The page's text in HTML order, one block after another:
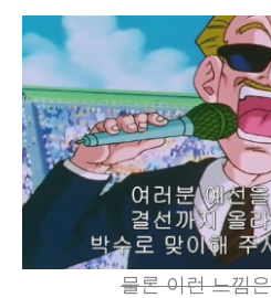
물론 이런 느낌